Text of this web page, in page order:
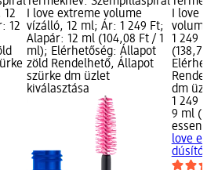
12
12
I love extreme volume
vízálló, 12 ml; Ár: 1 249 Ft;
Alapár: 12 ml (104,08 Ft / 1
ml); Elérhetőség: Állapot
zöld Rendelhető, Állapot
szürke dm üzlet
kiválasztása
I love
volume
1 249
(138,78
dm
1 249 Ft
9 ml
essence
love
dúsító,